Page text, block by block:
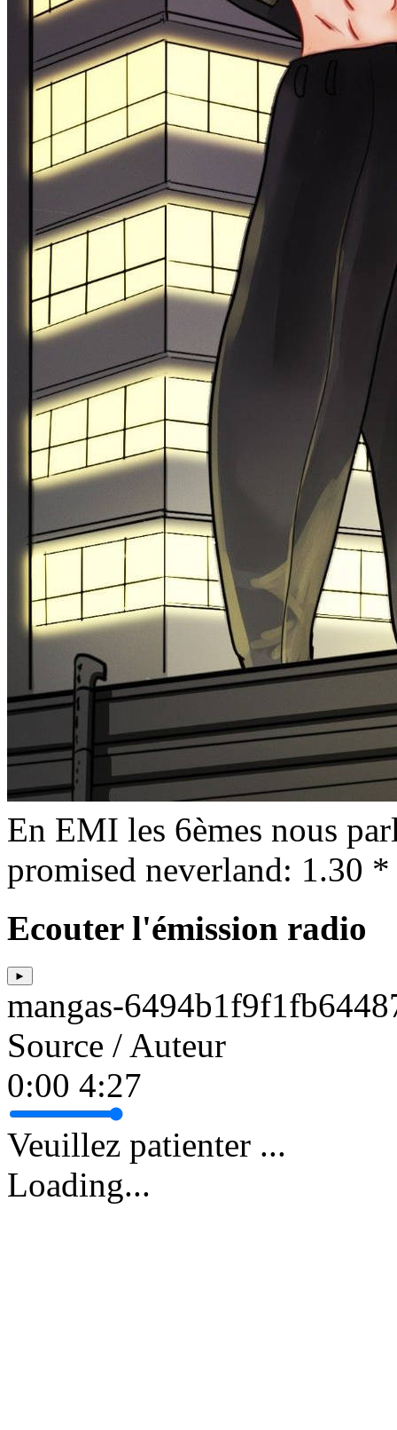
En EMI les 6èmes nous
promised neverland: 1.30
Ecouter l'émission radio
►
mangas-
Source / Auteur
0:00 4:27
Veuillez patienter ...
Loading...